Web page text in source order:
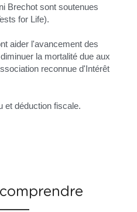
Brechot sont soutenues
for Life).
aider l'avancement des
la mortalité due aux
reconnue d'Intérêt
et déduction fiscale.